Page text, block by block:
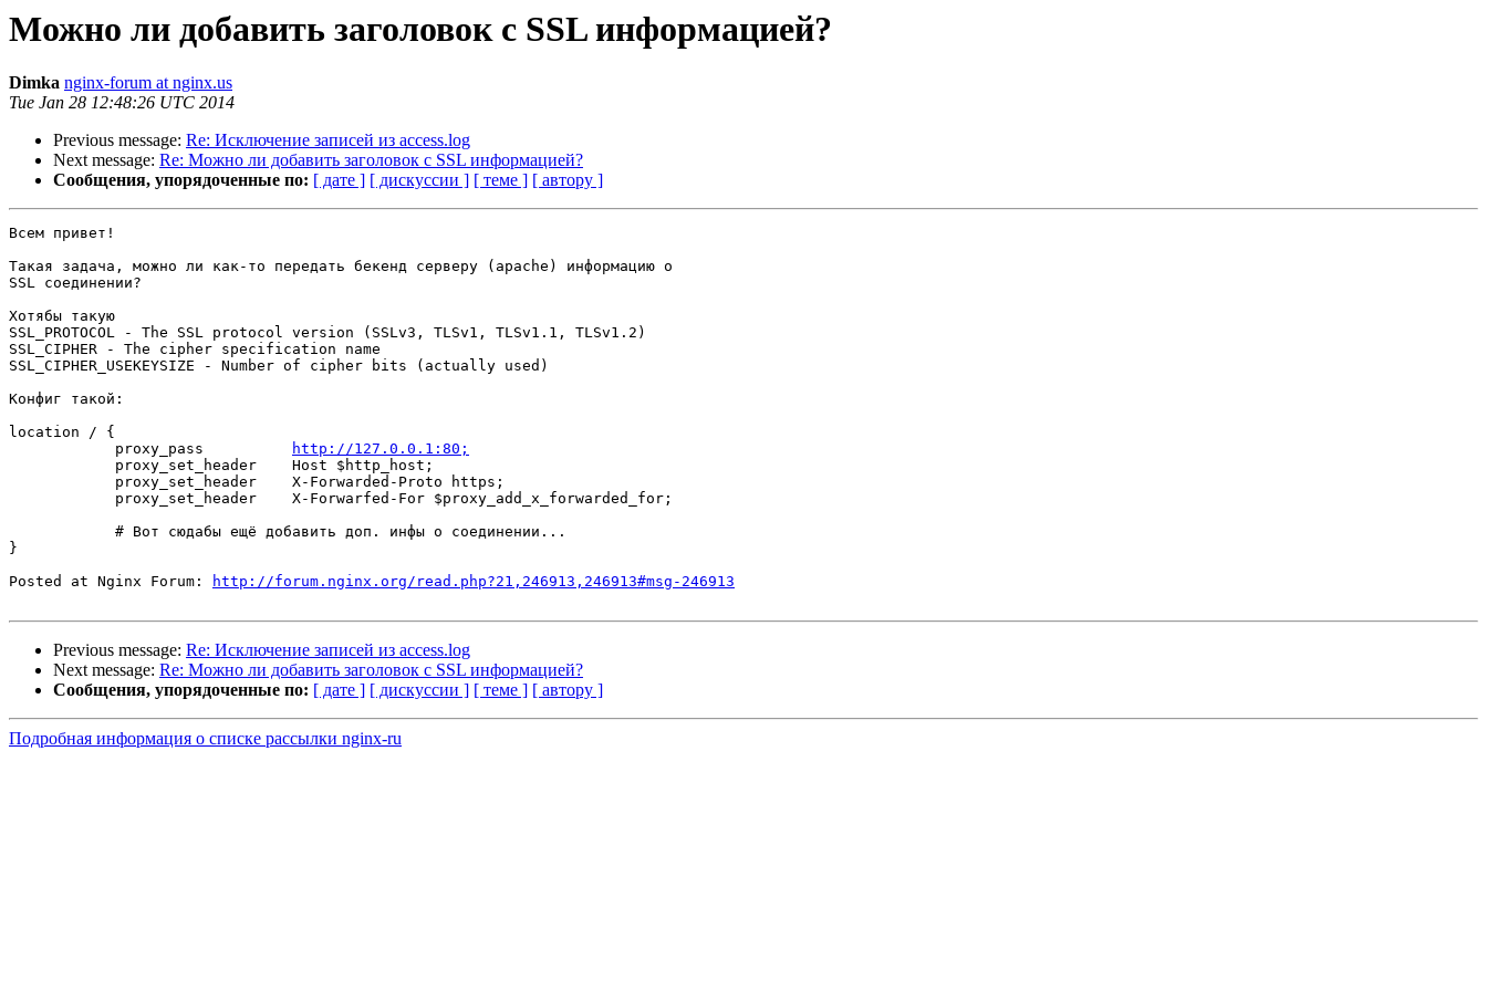
Можно ли добавить заголовок с SSL информацией?
Dimka nginx-forum at nginx.us
Tue Jan 28 12:48:26 UTC 2014
Previous message: Re: Исключение записей из access.log
Next message: Re: Можно ли добавить заголовок с SSL информацией?
Сообщения, упорядоченные по: [ дате ] [ дискуссии ] [ теме ] [ автору ]
Всем привет!
Такая задача, можно ли как-то передать бекенд серверу (apache) информацию о
SSL соединении?
Хотябы такую
SSL_PROTOCOL - The SSL protocol version (SSLv3, TLSv1, TLSv1.1, TLSv1.2)
SSL_CIPHER - The cipher specification name
SSL_CIPHER_USEKEYSIZE - Number of cipher bits (actually used)
Конфиг такой:
location / {
            proxy_pass
http://127.0.0.1:80;
}
Posted at Nginx Forum:
http://forum.nginx.org/read.php?21,246913,246913#msg-246913
Previous message: Re: Исключение записей из access.log
Next message: Re: Можно ли добавить заголовок с SSL информацией?
Сообщения, упорядоченные по: [ дате ] [ дискуссии ] [ теме ] [ автору ]
Подробная информация о списке рассылки nginx-ru